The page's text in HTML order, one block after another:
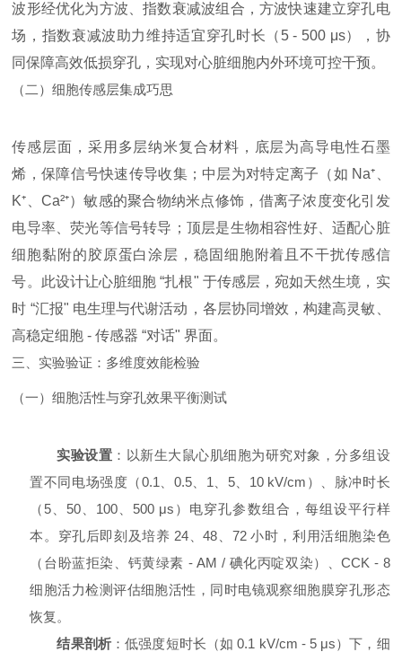
波形经优化为方波、指数衰减波组合，方波快速建立穿孔电
场，指数衰减波助力维持适宜穿孔时长（5 - 500 μs），协
同保障高效低损穿孔，实现对心脏细胞内外环境可控干预。
（二）细胞传感层集成巧思
传感层面，采用多层纳米复合材料，底层为高导电性石墨
烯，保障信号快速传导收集；中层为对特定离子（如 Na⁺、
K⁺、Ca²⁺）敏感的聚合物纳米点修饰，借离子浓度变化引发
电导率、荧光等信号转导；顶层是生物相容性好、适配心脏
细胞黏附的胶原蛋白涂层，稳固细胞附着且不干扰传感信
号。此设计让心脏细胞 “扎根" 于传感层，宛如天然生境，实
时 “汇报" 电生理与代谢活动，各层协同增效，构建高灵敏、
高稳定细胞 - 传感器 “对话" 界面。
三、实验验证：多维度效能检验
（一）细胞活性与穿孔效果平衡测试
实验设置 ：以新生大鼠心肌细胞为研究对象，分多组设
置不同电场强度（0.1、0.5、1、5、10 kV/cm）、脉冲时长
（5、50、100、500 μs）电穿孔参数组合，每组设平行样
本。穿孔后即刻及培养 24、48、72 小时，利用活细胞染色
（台盼蓝拒染、钙黄绿素 - AM / 碘化丙啶双染）、CCK - 8
细胞活力检测评估细胞活性，同时电镜观察细胞膜穿孔形态
恢复。
结果剖析 ：低强度短时长（如 0.1 kV/cm - 5 μs）下，细